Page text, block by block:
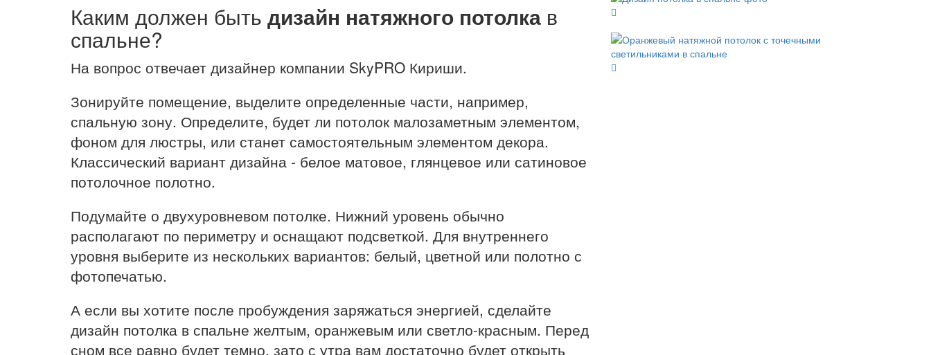
Каким должен быть дизайн натяжного потолка в
спальне?
На вопрос отвечает дизайнер компании SkyPRO Кириши.
Зонируйте помещение, выделите определенные части, например,
спальную зону. Определите, будет ли потолок малозаметным элементом,
фоном для люстры, или станет самостоятельным элементом декора.
Классический вариант дизайна - белое матовое, глянцевое или сатиновое
потолочное полотно.
Подумайте о двухуровневом потолке. Нижний уровень обычно
располагают по периметру и оснащают подсветкой. Для внутреннего
уровня выберите из нескольких вариантов: белый, цветной или полотно с
фотопечатью.
А если вы хотите после пробуждения заряжаться энергией, сделайте
дизайн потолка в спальне желтым, оранжевым или светло-красным. Перед
сном все равно будет темно, зато с утра вам достаточно будет открыть